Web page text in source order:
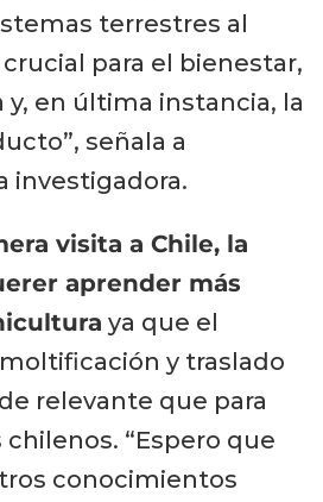
terrestres al
para el bienestar,
y, en última instancia, la
señala a
investigadora.
visita a Chile, la
aprender más
ya que el
y traslado
relevante que para
“Espero que
conocimientos